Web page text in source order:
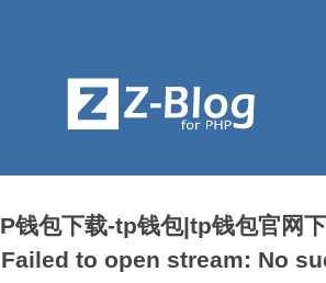
包下载-tp钱包|tp钱包官网
Failed to open stream: No